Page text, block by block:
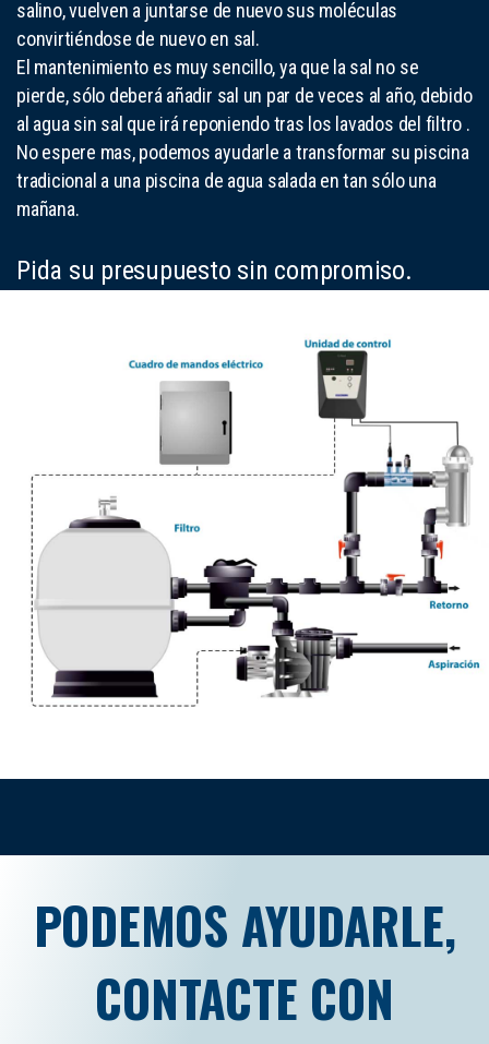
salino, vuelven a juntarse de nuevo sus moléculas
convirtiéndose de nuevo en sal.
El mantenimiento es muy sencillo, ya que la sal no se
pierde, sólo deberá añadir sal un par de veces al año, debido
al agua sin sal que irá reponiendo tras los lavados del filtro .
No espere mas, podemos ayudarle a transformar su piscina
tradicional a una piscina de agua salada en tan sólo una
mañana.
Pida su presupuesto sin compromiso.
PODEMOS AYUDARLE,
CONTACTE CON